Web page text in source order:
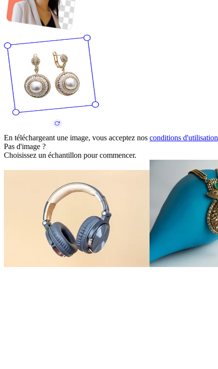
En téléchargeant une image, vous acceptez nos conditions d'utilisation
Pas d'image ?
Choisissez un échantillon pour commencer.